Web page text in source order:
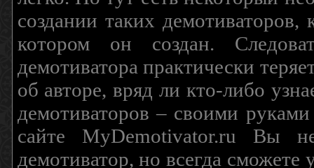
создании таких
котором он создан.
демотиватора практически
об авторе, вряд ли кто-либо
демотиваторов – своими
сайте MyDemotivator.ru Вы
демотиватор, но всегда сможете